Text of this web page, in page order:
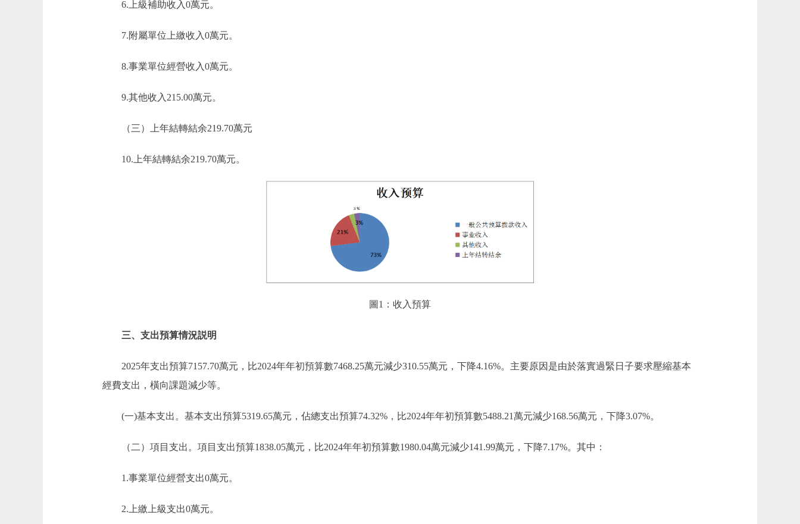
6.上級補助收入0萬元。
7.附屬單位上繳收入0萬元。
8.事業單位經營收入0萬元。
9.其他收入215.00萬元。
（三）上年結轉結余219.70萬元
10.上年結轉結余219.70萬元。
圖1：收入預算
三、支出預算情況説明
2025年支出預算7157.70萬元，比2024年年初預算數7468.25萬元減少310.55萬元，下降4.16%。主要原因是由於落實過緊日子要求壓縮基本
經費支出，橫向課題減少等。
(一)基本支出。基本支出預算5319.65萬元，佔總支出預算74.32%，比2024年年初預算數5488.21萬元減少168.56萬元，下降3.07%。
（二）項目支出。項目支出預算1838.05萬元，比2024年年初預算數1980.04萬元減少141.99萬元，下降7.17%。其中：
1.事業單位經營支出0萬元。
2.上繳上級支出0萬元。